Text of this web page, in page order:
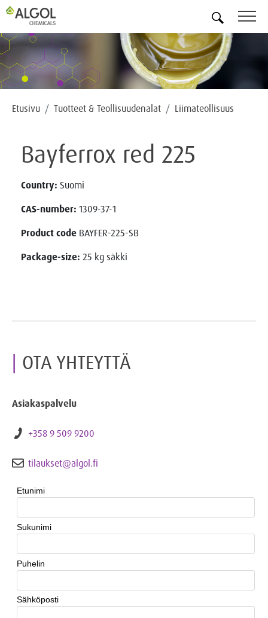
Etusivu Tuotteet & Teollisuudenalat Liimateollisuus
Bayferrox red 225
Country: Suomi
CAS-number: 1309-37-1
Product code BAYFER-225-SB
Package-size: 25 kg säkki
OTA YHTEYTTÄ
Asiakaspalvelu
+358 9 509 9200
tilaukset@algol.fi